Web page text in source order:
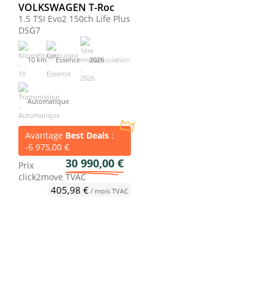
VOLKSWAGEN T-Roc
1.5 TSI Evo2 150ch Life Plus
DSG7
10 km Essence 2026
Automatique
Avantage Best Deals :
-6 975,00 €
Prix
click2move
30 990,00 €
TVAC
405,98 €/ mois TVAC